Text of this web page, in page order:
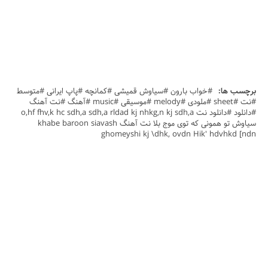
برچسب ها: #خواب بارون #سیاوش قمیشی #کمانچه #پاپ ایرانی #متوسط
#نت #sheet #ملودی #melody #موسیقی #music #آهنگ #نت آهنگ
#دانلود #دانلود نت o,hf fhv,k hc sdh,a sdh,a rldad kj nhkg,n kj sdh,a
سیاوش تو همونی که توی موج بلا نت آهنگ khabe baroon siavash
ghomeyshi kj \dhk, ovdn Hik' hdvhkd [ndn